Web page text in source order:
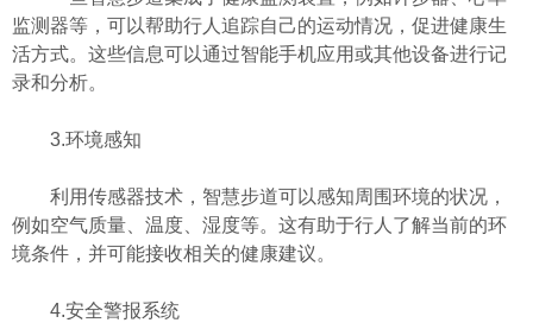
监测器等，可以帮助行人追踪自己的运动情况，促进健康生
活方式。这些信息可以通过智能手机应用或其他设备进行记
录和分析。
3.环境感知
利用传感器技术，智慧步道可以感知周围环境的状况，
例如空气质量、温度、湿度等。这有助于行人了解当前的环
境条件，并可能接收相关的健康建议。
4.安全警报系统